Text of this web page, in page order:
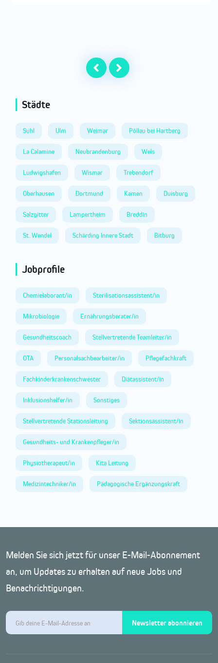
Städte
Suhl Ulm Weimar Pöllau bei Hartberg
La Calamine Neubrandenburg Wels
Ludwigshafen Wismar Trebendorf
Oberhausen Dortmund Kamen Duisburg
Salzgitter Lampertheim Breddin
St. Wendel Schärding Innere Stadt Bitburg
Jobprofile
Chemielaborant/in Sterilisationsassistent/in
Mikrobiologie Ernährungsberater/in
Gesundheitscoach Stellvertretende Teamleiter/in
OTA Personalsachbearbeiter/in Pflegefachkraft
Fachkinderkrankenschwester Diätassistent/in
Inklusionshelfer/in Sonstiges
Stellvertretende Stationsleitung Sektionsassistent/in
Gesundheits- und Krankenpfleger/in
Physiotherapeut/in Kita Leitung
Medizintechniker/in Pädagogische Ergänzungskraft
Melden Sie sich jetzt für unser E-Mail-Abonnement
an, um Updates zu erhalten auf neue Jobs und
Benachrichtigungen.
Newsletter abonnieren